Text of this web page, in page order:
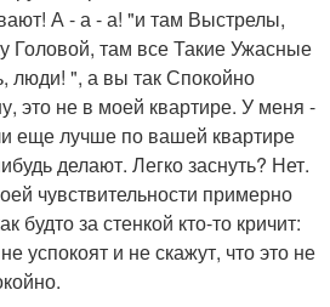
А - а - а! "и там Выстрелы,
Головой, там все Такие Ужасные
люди! ", а вы так Спокойно
это не в моей квартире. У меня -
еще лучше по вашей квартире
делают. Легко заснуть? Нет.
чувствительности примерно
будто за стенкой кто-то кричит:
успокоят и не скажут, что это не